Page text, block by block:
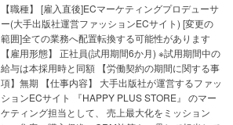
【職種】 [雇入直後]ECマーケティングプロデューサ
ー(大手出版社運営ファッションECサイト) [変更の
範囲]全ての業務へ配置転換する可能性があります
【雇用形態】 正社員(試用期間6か月) ※試用期間中の
給与は本採用時と同額 【労働契約の期間に関する事
項】無期 【仕事内容】 大手出版社が運営するファッ
ションECサイト 『HAPPY PLUS STORE』 のマー
ケティング担当として、 売上最大化をミッション